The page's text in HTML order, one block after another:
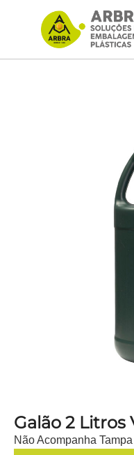
Galão 2 Litros
Não Acompanha Tampa